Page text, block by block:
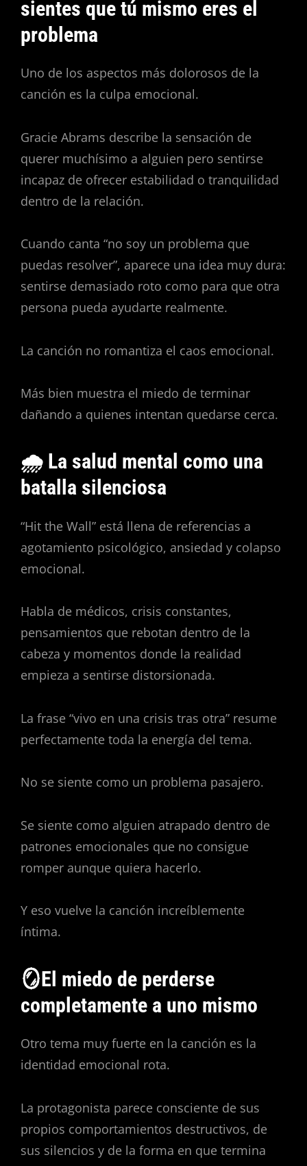
sientes que tú mismo eres el
problema
Uno de los aspectos más dolorosos de la
canción es la culpa emocional.
Gracie Abrams describe la sensación de
querer muchísimo a alguien pero sentirse
incapaz de ofrecer estabilidad o tranquilidad
dentro de la relación.
Cuando canta “no soy un problema que
puedas resolver”, aparece una idea muy dura:
sentirse demasiado roto como para que otra
persona pueda ayudarte realmente.
La canción no romantiza el caos emocional.
Más bien muestra el miedo de terminar
dañando a quienes intentan quedarse cerca.
🌧️ La salud mental como una
batalla silenciosa
“Hit the Wall” está llena de referencias a
agotamiento psicológico, ansiedad y colapso
emocional.
Habla de médicos, crisis constantes,
pensamientos que rebotan dentro de la
cabeza y momentos donde la realidad
empieza a sentirse distorsionada.
La frase “vivo en una crisis tras otra” resume
perfectamente toda la energía del tema.
No se siente como un problema pasajero.
Se siente como alguien atrapado dentro de
patrones emocionales que no consigue
romper aunque quiera hacerlo.
Y eso vuelve la canción increíblemente
íntima.
🪞El miedo de perderse
completamente a uno mismo
Otro tema muy fuerte en la canción es la
identidad emocional rota.
La protagonista parece consciente de sus
propios comportamientos destructivos, de
sus silencios y de la forma en que termina